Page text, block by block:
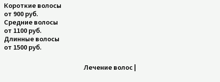
Короткие волосы
от 900 руб.
Средние волосы
от 1100 руб.
Длинные волосы
от 1500 руб.
Лечение волос |